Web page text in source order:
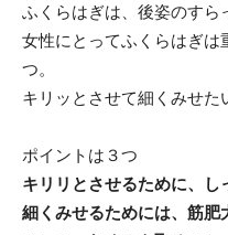
ふくらはぎは、後姿のすら
女性にとってふくらはぎは
つ。
キリッとさせて細くみせた
ポイントは３つ
キリリとさせるために、し
細くみせるためには、筋肥